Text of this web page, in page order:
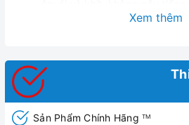
Xem thêm
Sản Phẩm Chính Hãng TM